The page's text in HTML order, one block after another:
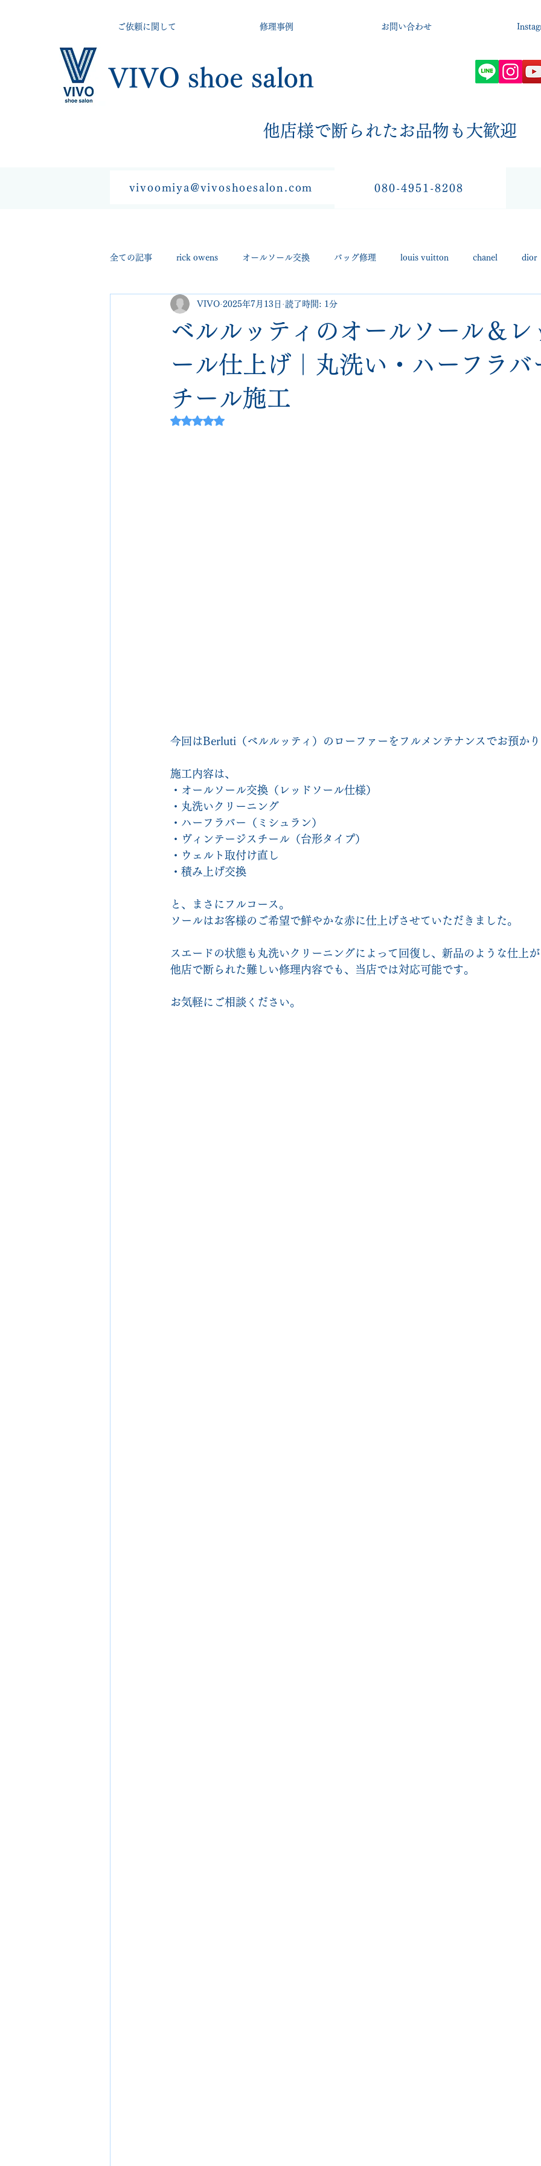
VIVO shoe salon
​他店様で断られたお品物も大歓迎
ご依頼に関して 修理事例 お問い合わせ
vivoomiya@vivoshoesalon.com 080-4951-8208
全ての記事 rick owens オールソール交換 バッグ修理 louis vuitton chanel dior
george cleverley Christian louboutin allen edmonds
jimmy choo クリーニング•撥水コーティング ハーフラバー • ヒール交換等
edward green george cox
ベルルッティのオールソール＆レ
ール仕上げ｜丸洗い・ハーフラバ
チール施工
VIVO 2025年7月13日 読了時間: 1分
5つ星のうちNaNと評価されています。
今回はBerluti（ベルルッティ）のローファーをフルメンテナンスでお預か
施工内容は、
・オールソール交換（レッドソール仕様）
・丸洗いクリーニング
・ハーフラバー（ミシュラン）
・ヴィンテージスチール（台形タイプ）
・ウェルト取付け直し
・積み上げ交換
と、まさにフルコース。
ソールはお客様のご希望で鮮やかな赤に仕上げさせていただきました。
スエードの状態も丸洗いクリーニングによって回復し、新品のような仕上
他店で断られた難しい修理内容でも、当店では対応可能です。
お気軽にご相談ください。